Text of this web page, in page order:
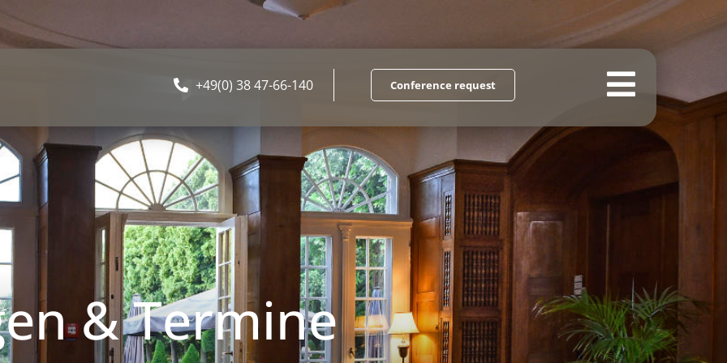
+49(0) 38 47-66-140 Conference request
Toggle
Meeting & Seminars
Overnight stay
Gastronomy & Culture
Job advertisements
& Termine